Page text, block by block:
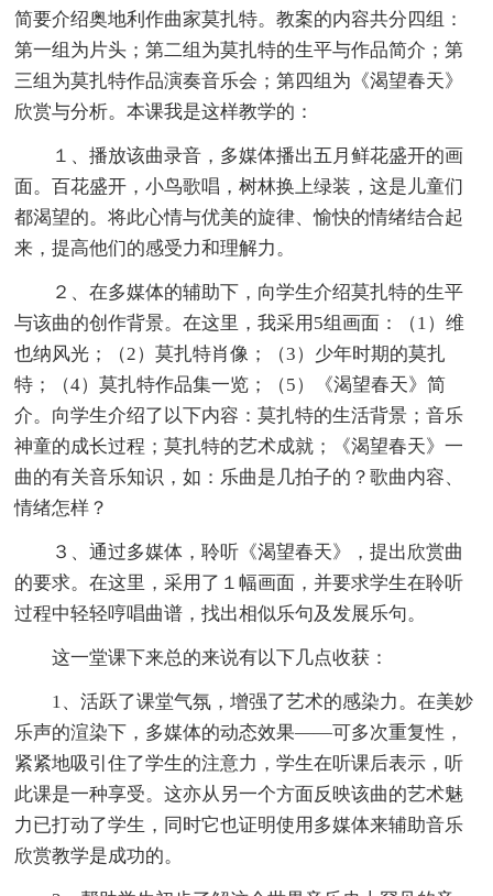
简要介绍奥地利作曲家莫扎特。教案的内容共分四组：
第一组为片头；第二组为莫扎特的生平与作品简介；第
三组为莫扎特作品演奏音乐会；第四组为《渴望春天》
欣赏与分析。本课我是这样教学的：
１、播放该曲录音，多媒体播出五月鲜花盛开的画
面。百花盛开，小鸟歌唱，树林换上绿装，这是儿童们
都渴望的。将此心情与优美的旋律、愉快的情绪结合起
来，提高他们的感受力和理解力。
２、在多媒体的辅助下，向学生介绍莫扎特的生平
与该曲的创作背景。在这里，我采用5组画面：（1）维
也纳风光；（2）莫扎特肖像；（3）少年时期的莫扎
特；（4）莫扎特作品集一览；（5）《渴望春天》简
介。向学生介绍了以下内容：莫扎特的生活背景；音乐
神童的成长过程；莫扎特的艺术成就；《渴望春天》一
曲的有关音乐知识，如：乐曲是几拍子的？歌曲内容、
情绪怎样？
３、通过多媒体，聆听《渴望春天》，提出欣赏曲
的要求。在这里，采用了１幅画面，并要求学生在聆听
过程中轻轻哼唱曲谱，找出相似乐句及发展乐句。
这一堂课下来总的来说有以下几点收获：
1、活跃了课堂气氛，增强了艺术的感染力。在美妙
乐声的渲染下，多媒体的动态效果——可多次重复性，
紧紧地吸引住了学生的注意力，学生在听课后表示，听
此课是一种享受。这亦从另一个方面反映该曲的艺术魅
力已打动了学生，同时它也证明使用多媒体来辅助音乐
欣赏教学是成功的。